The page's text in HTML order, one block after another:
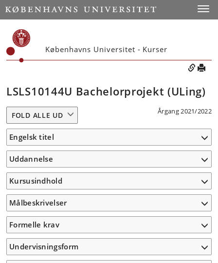
Københavns Universitet - Kurser
LSLS10144U Bachelorprojekt (ULing)
Årgang 2021/2022
FOLD ALLE UD
Engelsk titel
Uddannelse
Kursusindhold
Målbeskrivelser
Formelle krav
Undervisningsform